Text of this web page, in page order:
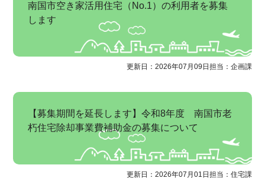
南国市空き家活用住宅（No.1）の利用者を募集
します
更新日：2026年07月09日 担当：企画課
【募集期間を延長します】令和8年度 南国市老
朽住宅除却事業費補助金の募集について
更新日：2026年07月01日 担当：住宅課